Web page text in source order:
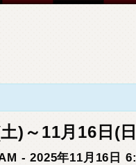
)～11月16日(
-2025年11月16日